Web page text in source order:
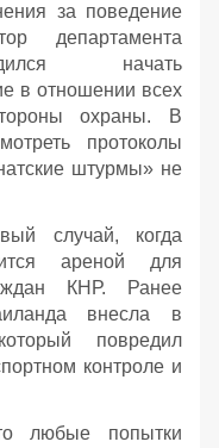
за поведение
департамента
начать
в отношении всех
охраны. В
протоколы
штурмы» не
случай, когда
ареной для
КНР. Ранее
внесла в
повредил
контроле и
любые попытки